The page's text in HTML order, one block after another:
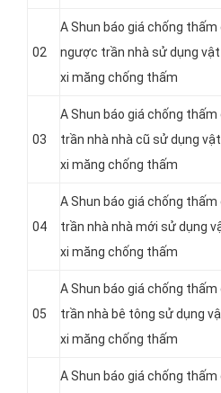
02
A Shun báo giá chống thấm
ngược trần nhà sử dụng
xi măng chống thấm
03
A Shun báo giá chống thấm
trần nhà nhà cũ sử dụng
xi măng chống thấm
04
A Shun báo giá chống thấm
trần nhà nhà mới sử dụng
xi măng chống thấm
05
A Shun báo giá chống thấm
trần nhà bê tông sử dụng
xi măng chống thấm
A Shun báo giá chống thấm